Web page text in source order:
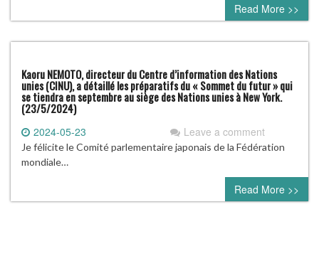
Read More >>
Kaoru NEMOTO, directeur du Centre d’information des Nations
unies (CINU), a détaillé les préparatifs du « Sommet du futur » qui
se tiendra en septembre au siège des Nations unies à New York.
(23/5/2024)
2024-05-23 Leave a comment
Je félicite le Comité parlementaire japonais de la Fédération
mondiale…
Read More >>